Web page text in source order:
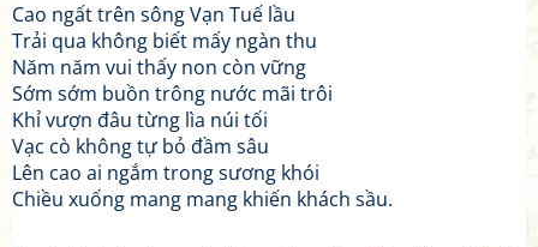
Cao ngất trên sông Vạn Tuế lầu
Trải qua không biết mấy ngàn thu
Năm năm vui thấy non còn vững
Sớm sớm buồn trông nước mãi trôi
Khỉ vượn đâu từng lìa núi tối
Vạc cò không tự bỏ đầm sâu
Lên cao ai ngắm trong sương khói
Chiều xuống mang mang khiến khách sầu.